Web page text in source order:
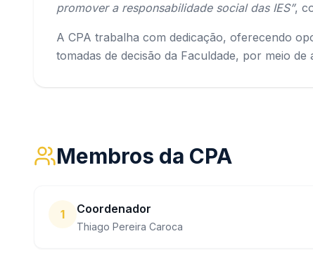
promover a responsabilidade social das IES”,
A CPA trabalha com dedicação, oferecendo
tomadas de decisão da Faculdade, por meio
Membros da CPA
1 Coordenador
Thiago Pereira Caroca